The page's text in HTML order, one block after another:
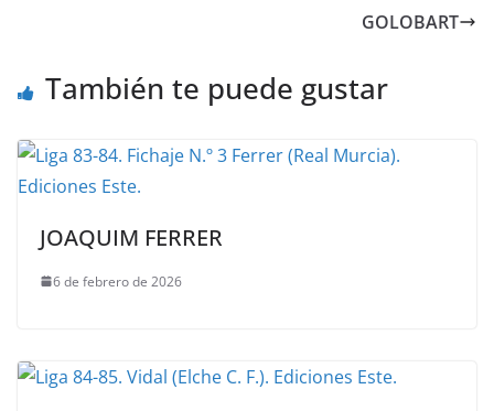
GOLOBART
También te puede gustar
JOAQUIM FERRER
6 de febrero de 2026